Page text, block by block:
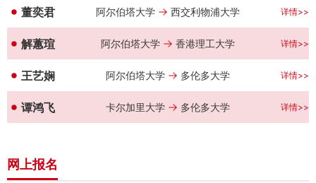
董奕君 阿尔伯塔大学 西交利物浦大学 详情>>
解蕙瑄 阿尔伯塔大学 香港理工大学 详情>>
王艺娴 阿尔伯塔大学 多伦多大学 详情>>
谭鸿飞 卡尔加里大学 多伦多大学 详情>>
网上报名